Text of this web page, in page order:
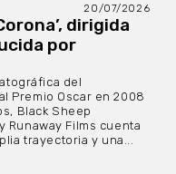
20/07/2026
dirigida
por
del
Premio Oscar en 2008
Black Sheep
Runaway Films cuenta
trayectoria y una...